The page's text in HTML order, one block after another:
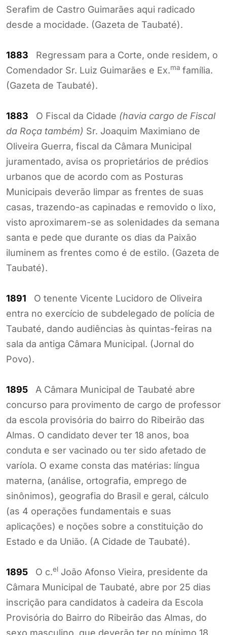
Serafim de Castro Guimarães aqui radicado
desde a mocidade. (Gazeta de Taubaté).
1883 Regressam para a Corte, onde residem, o
Comendador Sr. Luiz Guimarães e Ex.ma família.
(Gazeta de Taubaté).
1883 O Fiscal da Cidade (havia cargo de Fiscal
da Roça também) Sr. Joaquim Maximiano de
Oliveira Guerra, fiscal da Câmara Municipal
juramentado, avisa os proprietários de prédios
urbanos que de acordo com as Posturas
Municipais deverão limpar as frentes de suas
casas, trazendo-as capinadas e removido o lixo,
visto aproximarem-se as solenidades da semana
santa e pede que durante os dias da Paixão
iluminem as frentes como é de estilo. (Gazeta de
Taubaté).
1891 O tenente Vicente Lucidoro de Oliveira
entra no exercício de subdelegado de polícia de
Taubaté, dando audiências às quintas-feiras na
sala da antiga Câmara Municipal. (Jornal do
Povo).
1895 A Câmara Municipal de Taubaté abre
concurso para provimento de cargo de professor
da escola provisória do bairro do Ribeirão das
Almas. O candidato dever ter 18 anos, boa
conduta e ser vacinado ou ter sido afetado de
varíola. O exame consta das matérias: língua
materna, (análise, ortografia, emprego de
sinônimos), geografia do Brasil e geral, cálculo
(as 4 operações fundamentais e suas
aplicações) e noções sobre a constituição do
Estado e da União. (A Cidade de Taubaté).
1895 O c.el João Afonso Vieira, presidente da
Câmara Municipal de Taubaté, abre por 25 dias
inscrição para candidatos à cadeira da Escola
Provisória do Bairro do Ribeirão das Almas, do
sexo masculino, que deverão ter no mínimo 18